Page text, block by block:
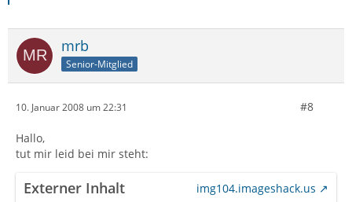
mrb
Senior-Mitglied
10. Januar 2008 um 22:31 #8
Hallo,
tut mir leid bei mir steht:
Externer Inhalt
img104.imageshack.us